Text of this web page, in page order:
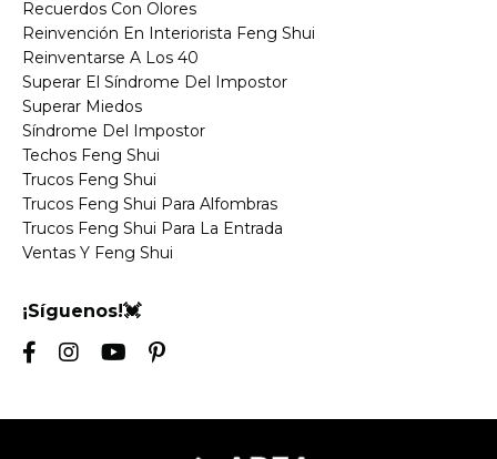
Recuerdos Con Olores
Reinvención En Interiorista Feng Shui
Reinventarse A Los 40
Superar El Síndrome Del Impostor
Superar Miedos
Síndrome Del Impostor
Techos Feng Shui
Trucos Feng Shui
Trucos Feng Shui Para Alfombras
Trucos Feng Shui Para La Entrada
Ventas Y Feng Shui
¡Síguenos!💓